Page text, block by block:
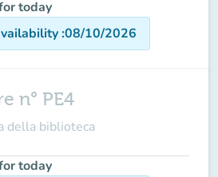
today
:08/10/2026
n° PE4
della biblioteca
today